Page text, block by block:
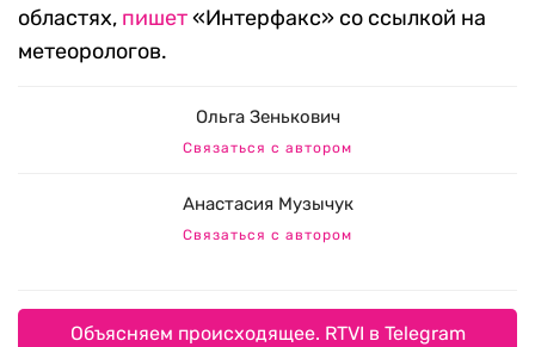
областях, пишет«Интерфакс» со ссылкой на
метеорологов.
Ольга Зенькович
Связаться с автором
Анастасия Музычук
Связаться с автором
Объясняем происходящее. RTVI в Telegram